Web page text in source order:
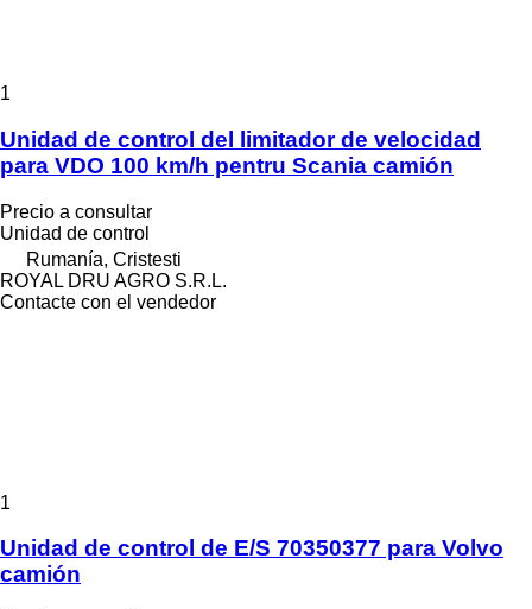
1
Unidad de control del limitador de velocidad
para VDO 100 km/h pentru Scania camión
Precio a consultar
Unidad de control
Rumanía, Cristesti
ROYAL DRU AGRO S.R.L.
Contacte con el vendedor
1
Unidad de control de E/S 70350377 para Volvo
camión